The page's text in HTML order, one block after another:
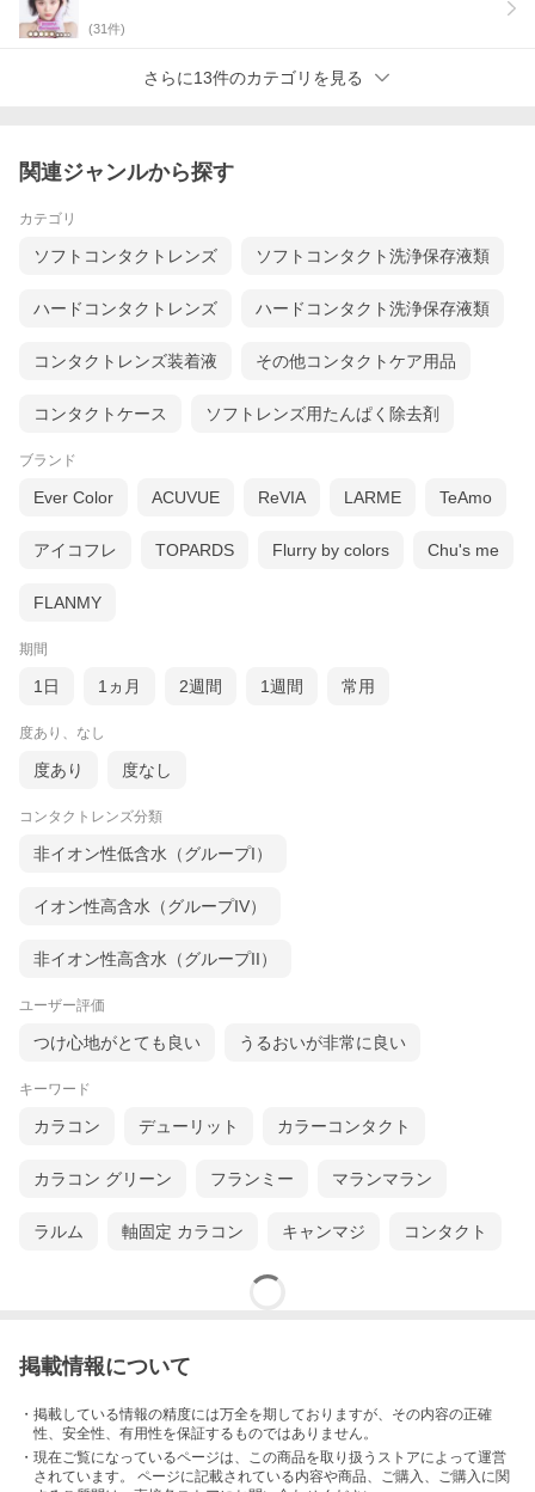
(31件)
さらに13件のカテゴリを見る
関連ジャンルから探す
カテゴリ
ソフトコンタクトレンズ ソフトコンタクト洗浄保存液類
ハードコンタクトレンズ ハードコンタクト洗浄保存液類
コンタクトレンズ装着液 その他コンタクトケア用品
コンタクトケース ソフトレンズ用たんぱく除去剤
ブランド
Ever Color ACUVUE ReVIA LARME TeAmo
アイコフレ TOPARDS Flurry by colors Chu's me
FLANMY
期間
1日 1ヵ月 2週間 1週間 常用
度あり、なし
度あり 度なし
コンタクトレンズ分類
非イオン性低含水（グループI）
イオン性高含水（グループIV）
非イオン性高含水（グループII）
ユーザー評価
つけ心地がとても良い うるおいが非常に良い
キーワード
カラコン デューリット カラーコンタクト
カラコン グリーン フランミー マランマラン
ラルム 軸固定 カラコン キャンマジ コンタクト
掲載情報について
・掲載している情報の精度には万全を期しておりますが、その内容の正確
性、安全性、有用性を保証するものではありません。
・現在ご覧になっているページは、この商品を取り扱うストアによって運営
されています。 ページに記載されている内容や商品、ご購入 、ご購入に関